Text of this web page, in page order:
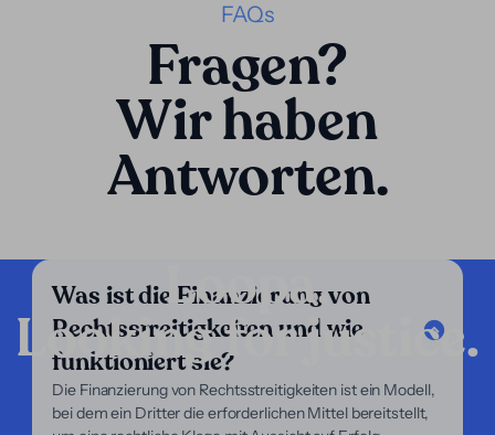
FAQs
Fragen?
Wir haben
Antworten.
Was ist die Finanzierung von
Rechtsstreitigkeiten und wie
funktioniert sie?
Die Finanzierung von Rechtsstreitigkeiten ist ein Modell,
bei dem ein Dritter die erforderlichen Mittel bereitstellt,
Loopa.
Looking for justice.
Unternehmen
Unsere Dienstleistungen
Unser Fokus